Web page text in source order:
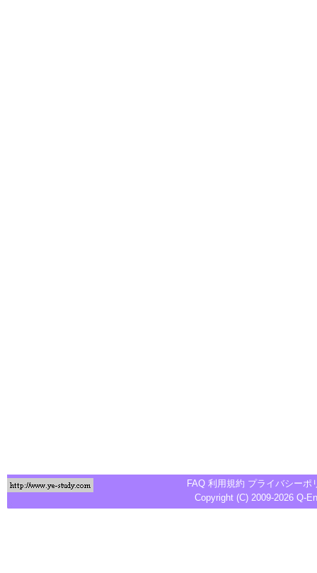
FAQ 利用規約 プライバシーポ
Copyright (C) 2009-2026 Q-